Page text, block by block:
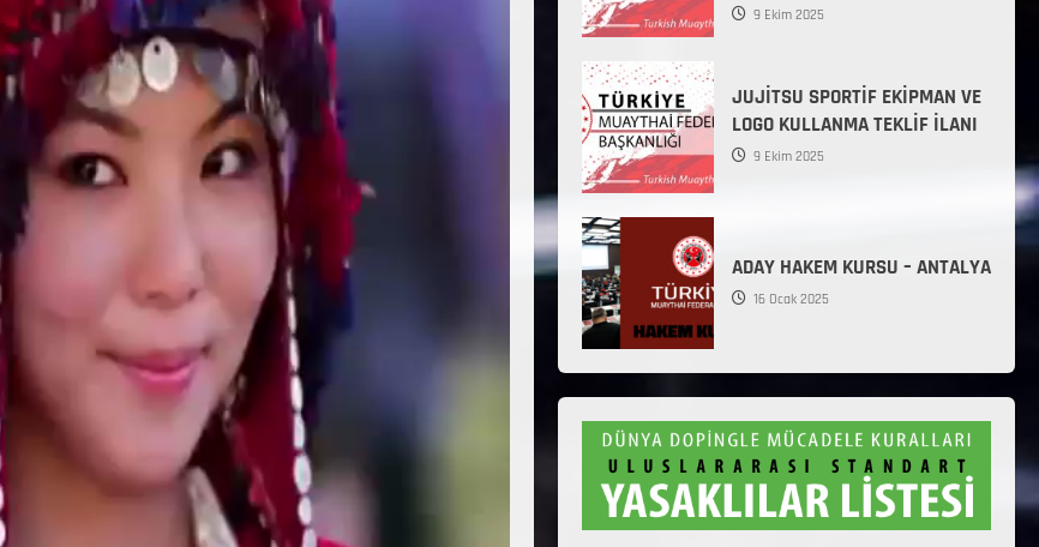
9 Ekim 2025
JUJİTSU SPORTİF EKİPMAN VE
LOGO KULLANMA TEKLİF İLANI
9 Ekim 2025
ADAY HAKEM KURSU – ANTALYA
16 Ocak 2025